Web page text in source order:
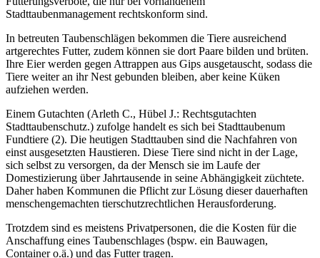
Stadttaubenmanagement rechtskonform sind.
In betreuten Taubenschlägen bekommen die Tiere ausreichend
artgerechtes Futter, zudem können sie dort Paare bilden und brüten.
Ihre Eier werden gegen Attrappen aus Gips ausgetauscht, sodass die
Tiere weiter an ihr Nest gebunden bleiben, aber keine Küken
aufziehen werden.
Einem Gutachten (Arleth C., Hübel J.: Rechtsgutachten
Stadttaubenschutz.) zufolge handelt es sich bei Stadttaubenum
Fundtiere (2). Die heutigen Stadttauben sind die Nachfahren von
einst ausgesetzten Haustieren. Diese Tiere sind nicht in der Lage,
sich selbst zu versorgen, da der Mensch sie im Laufe der
Domestizierung über Jahrtausende in seine Abhängigkeit züchtete.
Daher haben Kommunen die Pflicht zur Lösung dieser dauerhaften
menschengemachten tierschutzrechtlichen Herausforderung.
Trotzdem sind es meistens Privatpersonen, die die Kosten für die
Anschaffung eines Taubenschlages (bspw. ein Bauwagen,
Container o.ä.) und das Futter tragen.